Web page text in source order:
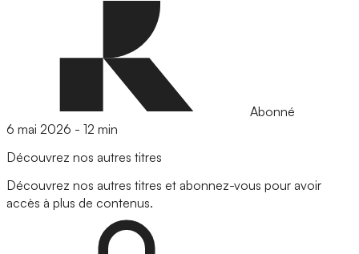
Abonné
6 mai 2026 - 12 min
Découvrez nos autres titres
Découvrez nos autres titres et abonnez-vous pour avoir
accès à plus de contenus.